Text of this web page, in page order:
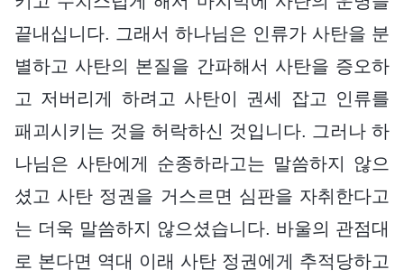
끝내십니다. 그래서 하나님은 인류가 사탄을 분
별하고 사탄의 본질을 간파해서 사탄을 증오하
고 저버리게 하려고 사탄이 권세 잡고 인류를
패괴시키는 것을 허락하신 것입니다. 그러나 하
나님은 사탄에게 순종하라고는 말씀하지 않으
셨고 사탄 정권을 거스르면 심판을 자취한다고
는 더욱 말씀하지 않으셨습니다. 바울의 관점대
로 본다면 역대 이래 사탄 정권에게 추적당하고